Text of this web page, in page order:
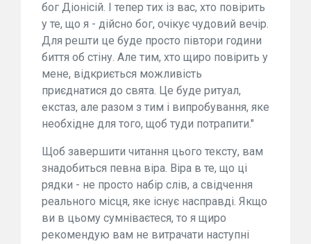
бог Діонісій. І тепер тих із вас, хто повірить
у те, що я - дійсно бог, очікує чудовий вечір.
Для решти це буде просто півтори години
биття об стіну. Але тим, хто щиро повірить у
мене, відкриється можливість
приєднатися до свята. Це буде ритуал,
екстаз, але разом з тим і випробування, яке
необхідне для того, щоб туди потрапити."
Щоб завершити читання цього тексту, вам
знадобиться певна віра. Віра в те, що ці
рядки - не просто набір слів, а свідчення
реального місця, яке існує насправді. Якщо
ви в цьому сумніваєтеся, то я щиро
рекомендую вам не витрачати наступні